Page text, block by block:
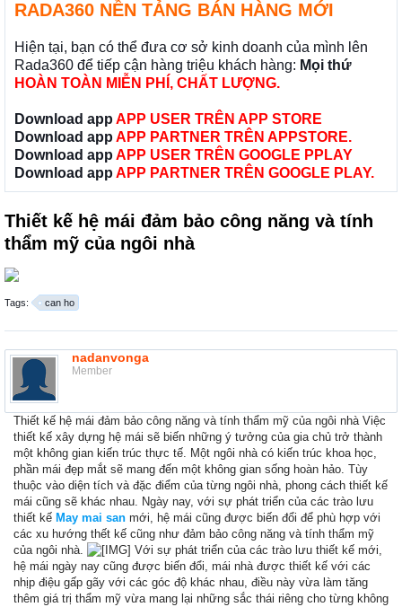
RADA360 NỀN TẢNG BÁN HÀNG MỚI
Hiện tại, bạn có thể đưa cơ sở kinh doanh của mình lên
Rada360 để tiếp cận hàng triệu khách hàng: Mọi thứ
HOÀN TOÀN MIỄN PHÍ, CHẤT LƯỢNG.
Download app APP USER TRÊN APP STORE
Download app APP PARTNER TRÊN APPSTORE.
Download app APP USER TRÊN GOOGLE PPLAY
Download app APP PARTNER TRÊN GOOGLE PLAY.
Thiết kế hệ mái đảm bảo công năng và tính
thẩm mỹ của ngôi nhà
Tags: can ho
nadanvonga
Member
Thiết kế hệ mái đảm bảo công năng và tính thẩm mỹ của ngôi nhà Việc
thiết kế xây dựng hệ mái sẽ biến những ý tưởng của gia chủ trở thành
một không gian kiến trúc thực tế. Một ngôi nhà có kiến trúc khoa học,
phần mái đẹp mắt sẽ mang đến một không gian sống hoàn hảo. Tùy
thuộc vào diện tích và đặc điểm của từng ngôi nhà, phong cách thiết kế
mái cũng sẽ khác nhau. Ngày nay, với sự phát triển của các trào lưu
thiết kế May mai san mới, hệ mái cũng được biến đổi để phù hợp với
các xu hướng thết kế cũng như đảm bảo công năng và tính thẩm mỹ
của ngôi nhà.
Với sự phát triển của các trào lưu thiết kế mới,
hệ mái ngày nay cũng được biến đổi, mái nhà được thiết kế với các
nhịp điệu gấp gãy với các góc độ khác nhau, điều này vừa làm tăng
thêm giá trị thẩm mỹ vừa mang lại những sắc thái riêng cho từng không